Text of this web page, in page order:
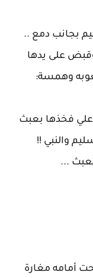
بجانب دمع ..
على يدها
وهمسة:
علي فخذها بعبث
والنبي !!
...
أمامه مغارة